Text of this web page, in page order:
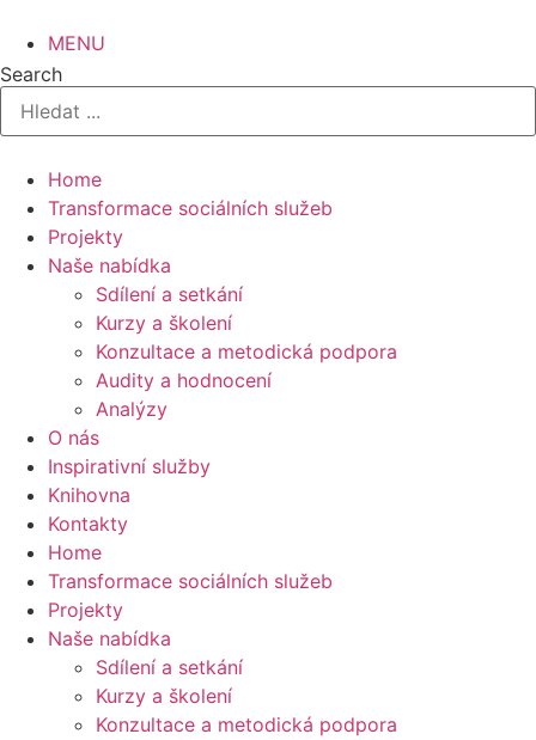
obsahu
MENU
Search
Home
Transformace sociálních služeb
Projekty
Naše nabídka
Sdílení a setkání
Kurzy a školení
Konzultace a metodická podpora
Audity a hodnocení
Analýzy
O nás
Inspirativní služby
Knihovna
Kontakty
Home
Transformace sociálních služeb
Projekty
Naše nabídka
Sdílení a setkání
Kurzy a školení
Konzultace a metodická podpora